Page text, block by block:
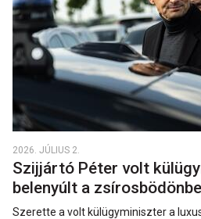
2026. JÚLIUS 2.
Szijjártó Péter volt
belenyúlt a zsírosbödönbe
Szerette a volt külügyminiszter a